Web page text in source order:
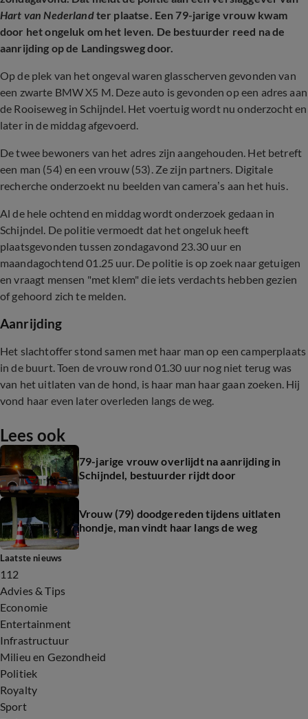
Hart van Nederlandter plaatse. Een 79-jarige vrouw kwam
door het ongeluk om het leven. De bestuurder reed na de
aanrijding op de Landingsweg door.
Op de plek van het ongeval waren glasscherven gevonden van
een zwarte BMW X5 M. Deze auto is gevonden op een adres aan
de Rooiseweg in Schijndel. Het voertuig wordt nu onderzocht en
later in de middag afgevoerd.
De twee bewoners van het adres zijn aangehouden. Het betreft
een man (54) en een vrouw (53). Ze zijn partners. Digitale
recherche onderzoekt nu beelden van camera’s aan het huis.
Al de hele ochtend en middag wordt onderzoek gedaan in
Schijndel. De politie vermoedt dat het ongeluk heeft
plaatsgevonden tussen zondagavond 23.30 uur en
maandagochtend 01.25 uur. De politie is op zoek naar getuigen
en vraagt mensen "met klem" die iets verdachts hebben gezien
of gehoord zich te melden.
Aanrijding
Het slachtoffer stond samen met haar man op een camperplaats
in de buurt. Toen de vrouw rond 01.30 uur nog niet terug was
van het uitlaten van de hond, is haar man haar gaan zoeken. Hij
vond haar even later overleden langs de weg.
Lees ook
79-jarige vrouw overlijdt na aanrijding in
Schijndel, bestuurder rijdt door
Vrouw (79) doodgereden tijdens uitlaten
hondje, man vindt haar langs de weg
Laatste nieuws
112
Advies & Tips
Economie
Entertainment
Infrastructuur
Milieu en Gezondheid
Politiek
Royalty
Sport